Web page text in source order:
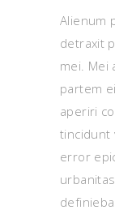
Alienum
detraxit
mei. Mei
partem
aperiri
tincidunt
error